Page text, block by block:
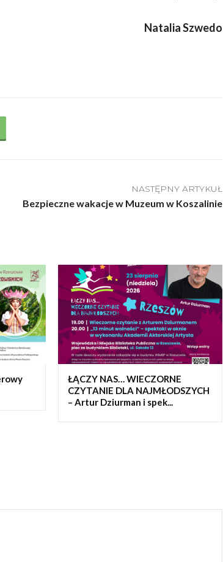
Natalia Szwedo
NASTĘPNY ARTYKUŁ
Bezpieczne wakacje w Muzeum w Koszalinie
ŁĄCZY NAS… WIECZORNE
CZYTANIE DLA NAJMŁODSZYCH
– Artur Dziurman i spek...